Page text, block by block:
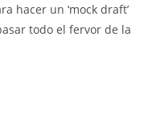
hacer un ‘mock draft’
todo el fervor de la